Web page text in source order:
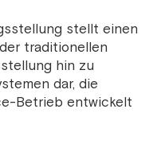
stellt einen
traditionellen
hin zu
dar, die
Betrieb entwickelt